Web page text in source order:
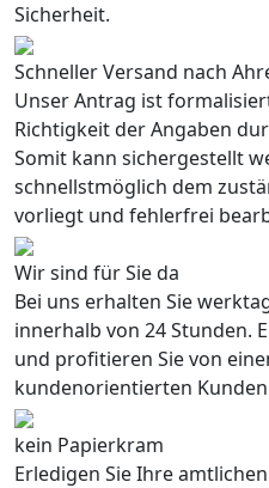
Sicherheit.
Schneller Versand nach
Unser Antrag ist
Richtigkeit der Angaben
Somit kann sichergestellt
schnellstmöglich dem
vorliegt und fehlerfrei
Wir sind für Sie da
Bei uns erhalten Sie
innerhalb von 24 Stunden.
und profitieren Sie von
kundenorientierten
kein Papierkram
Erledigen Sie Ihre